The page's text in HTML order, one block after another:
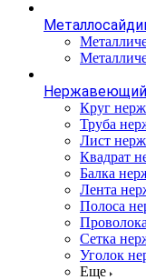
Нержавеющий
Круг
Труба
Лист
Квадрат
Балка
Лента
Полоса
Сетка
Уголок
Еще